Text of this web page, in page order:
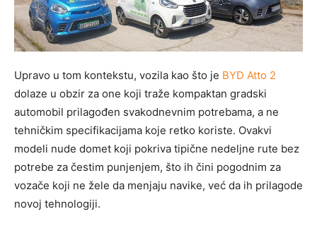
Upravo u tom kontekstu, vozila kao što je BYD Atto 2
dolaze u obzir za one koji traže kompaktan gradski
automobil prilagođen svakodnevnim potrebama, a ne
tehničkim specifikacijama koje retko koriste. Ovakvi
modeli nude domet koji pokriva tipične nedeljne rute bez
potrebe za čestim punjenjem, što ih čini pogodnim za
vozače koji ne žele da menjaju navike, već da ih prilagode
novoj tehnologiji.